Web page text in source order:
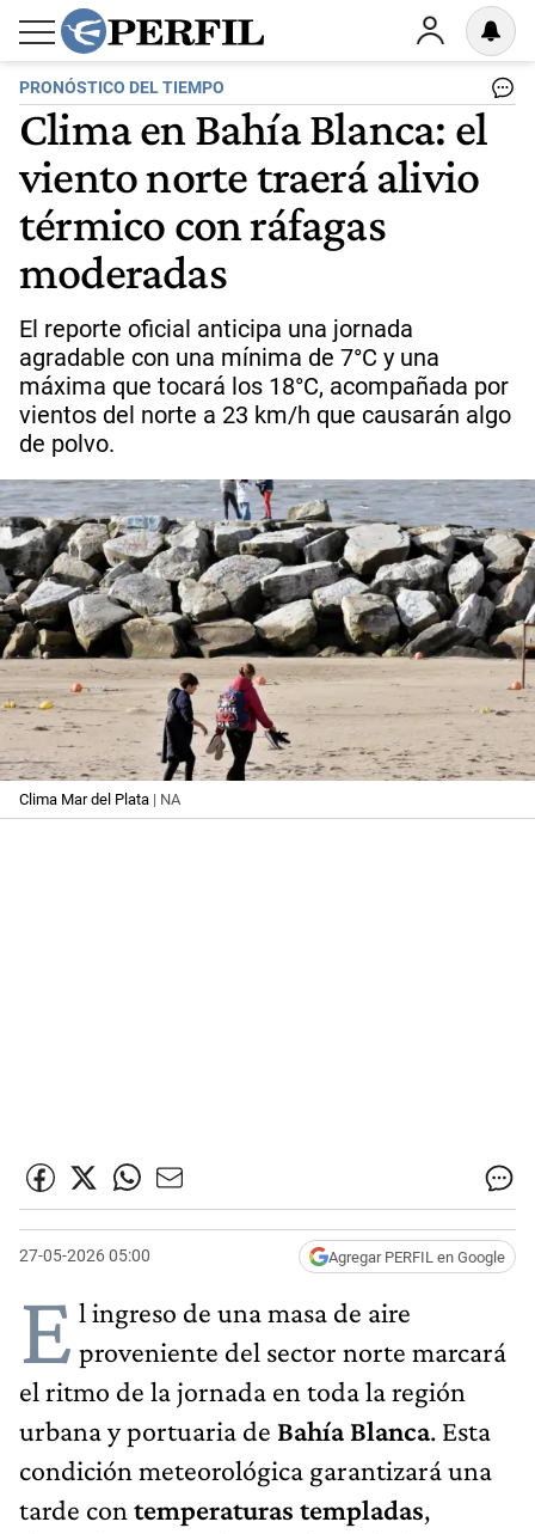
PRONÓSTICO DEL TIEMPO
Clima en Bahía Blanca: el
viento norte traerá alivio
térmico con ráfagas
moderadas
El reporte oficial anticipa una jornada
agradable con una mínima de 7°C y una
máxima que tocará los 18°C, acompañada por
vientos del norte a 23 km/h que causarán algo
de polvo.
Clima Mar del Plata | NA
27-05-2026 05:00 Agregar PERFIL en Google
E l ingreso de una masa de aire
proveniente del sector norte marcará
el ritmo de la jornada en toda la región
urbana y portuaria de Bahía Blanca. Esta
condición meteorológica garantizará una
tarde con temperaturas templadas,